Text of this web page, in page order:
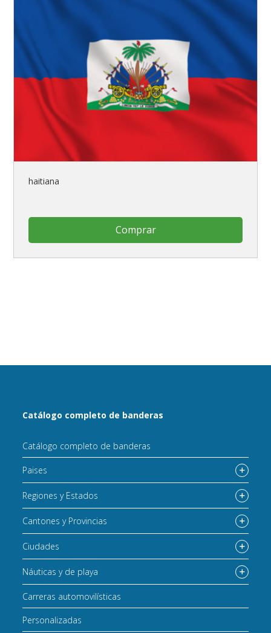
haitiana
Comprar
Catálogo completo de banderas
Catálogo completo de banderas
Paises
Regiones y Estados
Cantones y Provincias
Ciudades
Náuticas y de playa
Carreras automovilísticas
Personalizadas